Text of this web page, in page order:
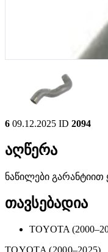
6 09.12.2025 ID 2094
აღწერა
ნაწილები გარანტიით
თავსებადია
TOYOTA
TOYOTA (2000–2025)